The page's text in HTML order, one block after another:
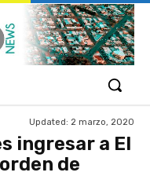
Updated: 2 marzo, 2020
ingresar a El
de